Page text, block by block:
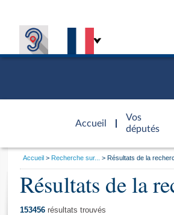
Accueil
d'accueil
Vos
députés
Général
Vous
Accueil Recherche sur... Résultats de la
Résultats de la
153456 résultats trouvés